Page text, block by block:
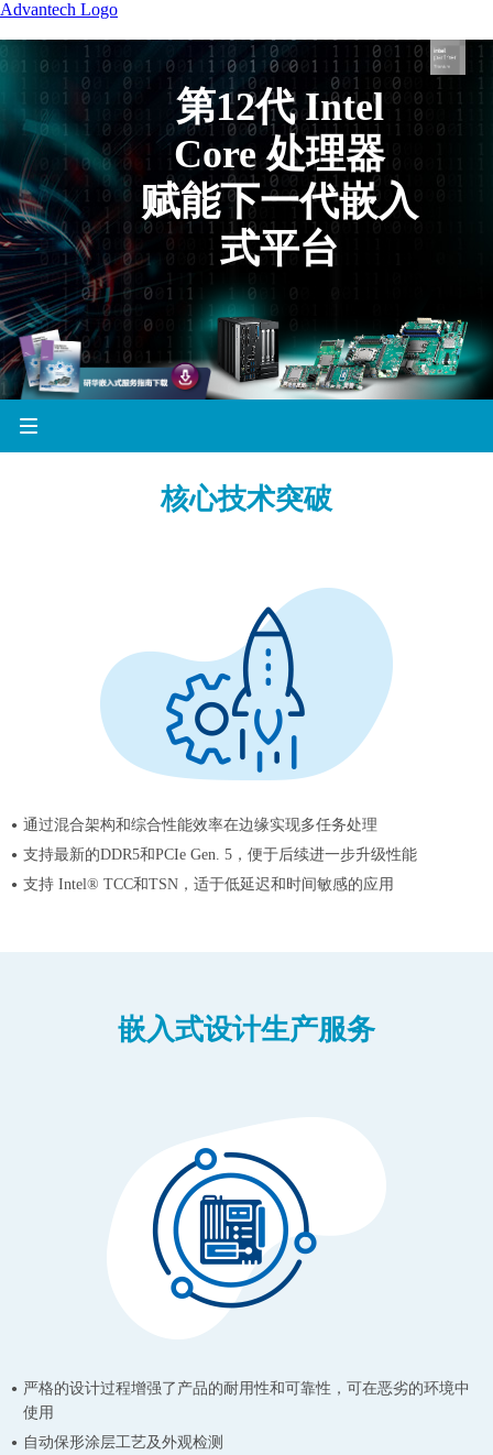
Advantech Logo
第12代 Intel
Core 处理器
赋能下一代嵌入
式平台
核心技术突破
通过混合架构和综合性能效率在边缘实现多任务处理
支持最新的DDR5和PCIe Gen. 5，便于后续进一步升级性能
支持 Intel® TCC和TSN，适于低延迟和时间敏感的应用
嵌入式设计生产服务
严格的设计过程增强了产品的耐用性和可靠性，可在恶劣的环境中
使用
自动保形涂层工艺及外观检测